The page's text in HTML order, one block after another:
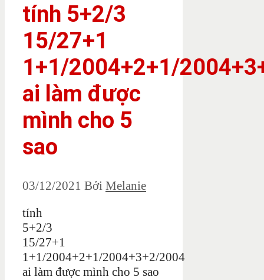
tính 5+2/3
15/27+1
1+1/2004+2+1/
ai làm được
mình cho 5
sao
03/12/2021 Bởi Melanie
tính
5+2/3
15/27+1
1+1/2004+2+1/2004+3+2/2004
ai làm được mình cho 5 sao